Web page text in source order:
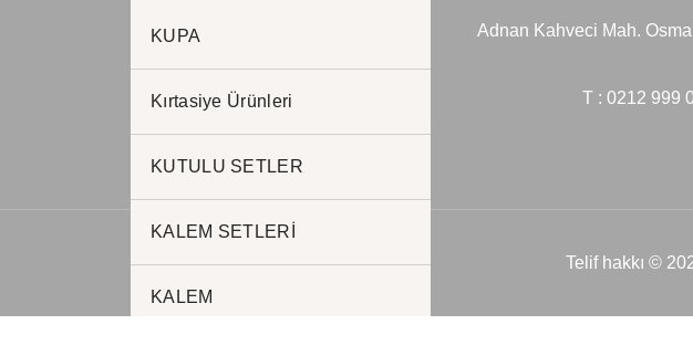
KUPA
Kırtasiye Ürünleri
KUTULU SETLER
KALEM SETLERİ
KALEM
Reklam ve Matbaa
www.kurumsalhediyelik.com.tr
Adnan Kahveci Mah.
T : 0212 999
Telif hakkı ©